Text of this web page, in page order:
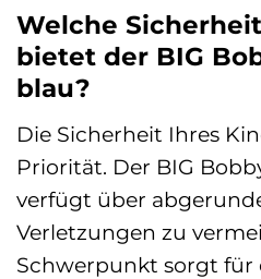
Welche
bietet der BIG
blau?
Die Sicherheit Ihres
Priorität. Der BIG
verfügt über
Verletzungen zu
Schwerpunkt sorgt für